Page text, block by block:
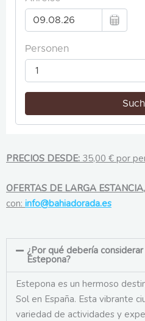
PRECIOS DESDE: 35,00 € por
OFERTAS DE LARGA ESTANCIA,
con: info@bahiadorada.es
¿Por qué debería
Estepona?​
Estepona es un hermoso
Sol en España. Esta vibrante
variedad de actividades y